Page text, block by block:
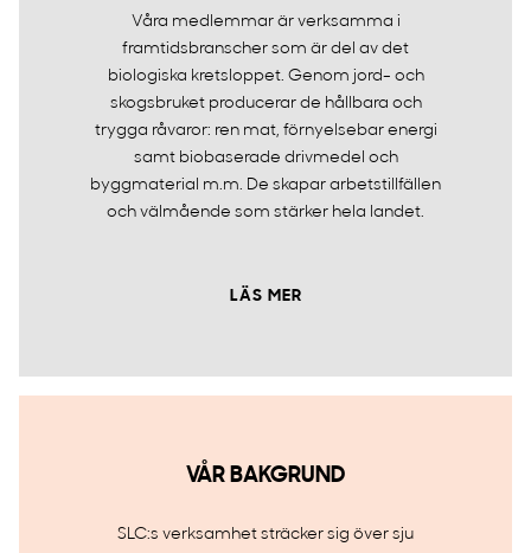
Våra medlemmar är verksamma i
framtidsbranscher som är del av det
biologiska kretsloppet. Genom jord- och
skogsbruket producerar de hållbara och
trygga råvaror: ren mat, förnyelsebar energi
samt biobaserade drivmedel och
byggmaterial m.m. De skapar arbetstillfällen
och välmående som stärker hela landet.
LÄS MER
VÅR BAKGRUND
SLC:s verksamhet sträcker sig över sju